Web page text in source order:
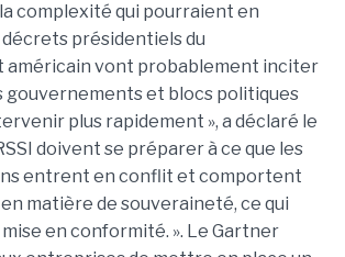
complexité qui pourraient en
décrets présidentiels du
américain vont probablement inciter
gouvernements et blocs politiques
plus rapidement », a déclaré le
doivent se préparer à ce que les
entrent en conflit et comportent
matière de souveraineté, ce qui
en conformité. ». Le Gartner